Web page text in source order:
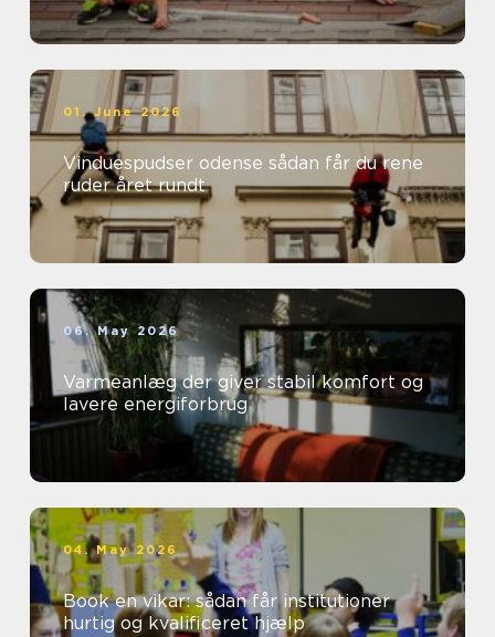
01. June 2026
Vinduespudser odense sådan får du rene
ruder året rundt
06. May 2026
Varmeanlæg der giver stabil komfort og
lavere energiforbrug
04. May 2026
Book en vikar: sådan får institutioner
hurtig og kvalificeret hjælp